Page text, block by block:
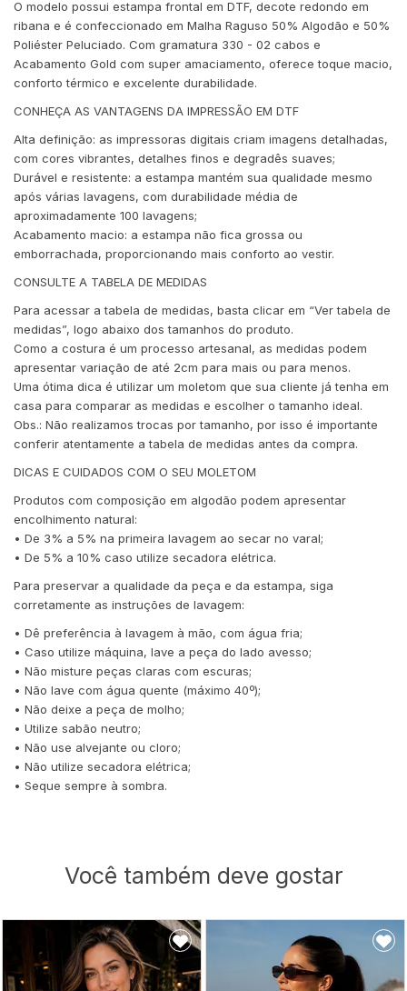
O modelo possui estampa frontal em DTF, decote redondo em
ribana e é confeccionado em Malha Raguso 50% Algodão e 50%
Poliéster Peluciado. Com gramatura 330 - 02 cabos e
Acabamento Gold com super amaciamento, oferece toque macio,
conforto térmico e excelente durabilidade.
CONHEÇA AS VANTAGENS DA IMPRESSÃO EM DTF
Alta definição: as impressoras digitais criam imagens detalhadas,
com cores vibrantes, detalhes finos e degradês suaves;
Durável e resistente: a estampa mantém sua qualidade mesmo
após várias lavagens, com durabilidade média de
aproximadamente 100 lavagens;
Acabamento macio: a estampa não fica grossa ou
emborrachada, proporcionando mais conforto ao vestir.
CONSULTE A TABELA DE MEDIDAS
Para acessar a tabela de medidas, basta clicar em “Ver tabela de
medidas”, logo abaixo dos tamanhos do produto.
Como a costura é um processo artesanal, as medidas podem
apresentar variação de até 2cm para mais ou para menos.
Uma ótima dica é utilizar um moletom que sua cliente já tenha em
casa para comparar as medidas e escolher o tamanho ideal.
Obs.: Não realizamos trocas por tamanho, por isso é importante
conferir atentamente a tabela de medidas antes da compra.
DICAS E CUIDADOS COM O SEU MOLETOM
Produtos com composição em algodão podem apresentar
encolhimento natural:
• De 3% a 5% na primeira lavagem ao secar no varal;
• De 5% a 10% caso utilize secadora elétrica.
Para preservar a qualidade da peça e da estampa, siga
corretamente as instruções de lavagem:
• Dê preferência à lavagem à mão, com água fria;
• Caso utilize máquina, lave a peça do lado avesso;
• Não misture peças claras com escuras;
• Não lave com água quente (máximo 40º);
• Não deixe a peça de molho;
• Utilize sabão neutro;
• Não use alvejante ou cloro;
• Não utilize secadora elétrica;
• Seque sempre à sombra.
Você também deve gostar